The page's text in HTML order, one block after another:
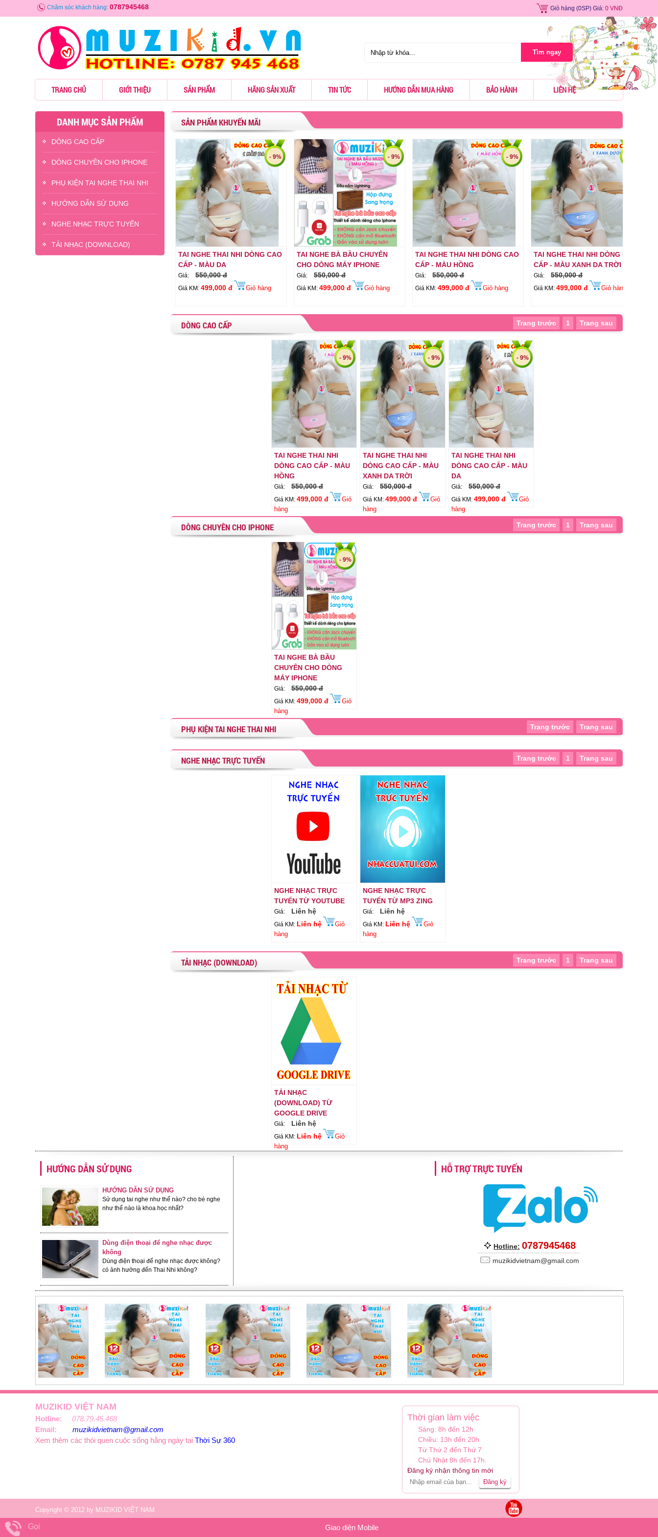
Chăm sóc khách hàng: 0787945468 Giỏ hàng (0SP) Giá: 0 VNĐ
Tìm ngay
TRANG CHỦ GIỚI THIỆU SẢN PHẨM HÃNG SẢN XUẤT TIN TỨC HƯỚNG DẪN MUA HÀNG BẢO HÀNH LIÊN HỆ
DANH MỤC SẢN PHẨM
DÒNG CAO CẤP
DÒNG CHUYÊN CHO IPHONE
PHỤ KIỆN TAI NGHE THAI NHI
HƯỚNG DẪN SỬ DỤNG
NGHE NHẠC TRỰC TUYẾN
TẢI NHẠC (DOWNLOAD)
SẢN PHẨM KHUYẾN MÃI
TAI NGHE THAI NHI DÒNG CAO
TAI NGHE THAI NHI DÒNG CAO
CẤP - MÀU DA
550,000 đ
499,000 đ Giỏ hàng
- 9%
TAI NGHE BÀ BẦU CHUYÊN
CHO DÒNG MÁY IPHONE
550,000 đ
Giá KM: 499,000 đ Giỏ hàng
- 9%
TAI NGHE THAI NHI DÒNG CAO
CẤP - MÀU HỒNG
550,000 đ
Giá KM: 499,000 đ Giỏ hàng
- 9%
TAI NGHE THAI NHI DÒNG CAO
CẤP - MÀU XANH DA TRỜI
550,000 đ
Giá KM: 499,000 đ Giỏ hàng
- 9%
DÒNG CAO CẤP
TAI NGHE THAI NHI
DÒNG CAO CẤP - MÀU
HỒNG
Giá: 550,000 đ
Giá KM:499,000 đ
Giỏ
hàng
- 9%
TAI NGHE THAI NHI
DÒNG CAO CẤP - MÀU
XANH DA TRỜI
Giá: 550,000 đ
Giá KM:499,000 đ
Giỏ
hàng
- 9%
TAI NGHE THAI NHI
DÒNG CAO CẤP - MÀU
DA
Giá: 550,000 đ
Giá KM:499,000 đ
Giỏ
hàng
- 9%
Trang trước 1 Trang sau
DÒNG CHUYÊN CHO IPHONE
TAI NGHE BÀ BẦU
CHUYÊN CHO DÒNG
MÁY IPHONE
Giá: 550,000 đ
Giá KM:499,000 đ
Giỏ
hàng
- 9%
Trang trước 1 Trang sau
PHỤ KIỆN TAI NGHE THAI NHI Trang trước Trang sau
NGHE NHẠC TRỰC TUYẾN
NGHE NHẠC TRỰC
TUYẾN TỪ YOUTUBE
Giá: Liên hệ
Giá KM: Liên hệ
Giỏ
hàng
NGHE NHẠC TRỰC
TUYẾN TỪ MP3 ZING
Giá: Liên hệ
Giá KM: Liên hệ
Giỏ
hàng
Trang trước 1 Trang sau
TẢI NHẠC (DOWNLOAD)
TẢI NHẠC
(DOWNLOAD) TỪ
GOOGLE DRIVE
Giá: Liên hệ
Giá KM: Liên hệ
Giỏ
hàng
Trang trước 1 Trang sau
HƯỚNG DẪN SỬ DỤNG
HƯỚNG DẪN SỬ DỤNG
Sử dụng tai nghe như thế nào? cho bé nghe
như thế nào là khoa học nhất?
Dùng điện thoại để nghe nhạc được
không
Dùng điện thoại để nghe nhạc được không?
có ảnh hưởng đến Thai Nhi không?
HỖ TRỢ TRỰC TUYẾN
Hotline: 0787945468
muzikidvietnam@gmail.com
MUZIKID VIỆT NAM
Hotline: 078.79.45.468
Email: muzikidvietnam@gmail.com
Xem thêm các thói quen cuộc sống hằng ngày tại Thời Sự 360
Thời gian làm việc
Sáng: 8h đến 12h
Chiều: 13h đến 20h
Từ Thứ 2 đến Thứ 7
Chủ Nhật 8h đến 17h.
Đăng ký nhận thông tin mới
Copyright © 2012 by MUZIKID VIỆT NAM
Gọi Giao diện Mobile